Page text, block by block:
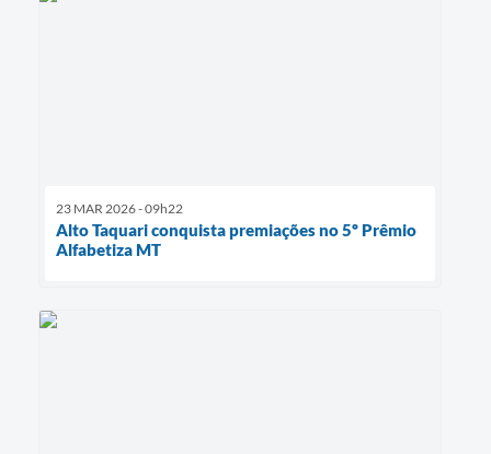
23 MAR 2026 - 09h22
Alto Taquari conquista premiações no 5º Prêmio
Alfabetiza MT